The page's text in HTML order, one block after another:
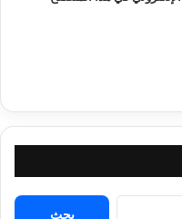
البحث